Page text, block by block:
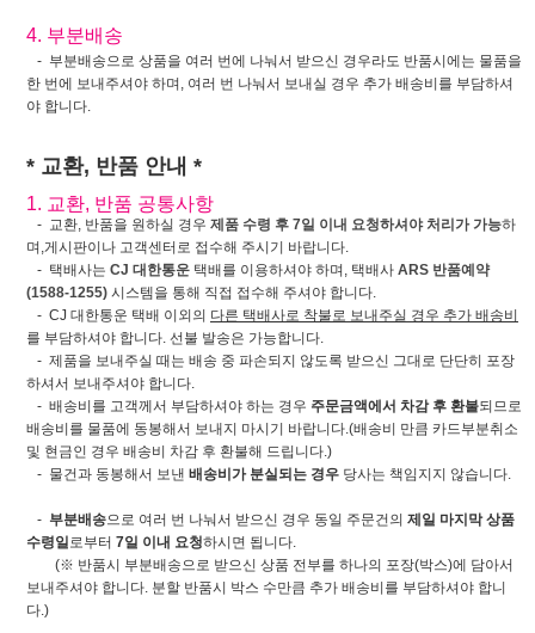
4. 부분배송
- 부분배송으로 상품을 여러 번에 나눠서 받으신 경우라도 반품시에는 물품을
한 번에 보내주셔야 하며, 여러 번 나눠서 보내실 경우 추가 배송비를 부담하셔
야 합니다.
* 교환, 반품 안내 *
1. 교환, 반품 공통사항
- 교환, 반품을 원하실 경우 제품 수령 후 7일 이내 요청하셔야 처리가 가능하
며,게시판이나 고객센터로 접수해 주시기 바랍니다.
- 택배사는 CJ 대한통운 택배를 이용하셔야 하며, 택배사 ARS 반품예약
(1588-1255) 시스템을 통해 직접 접수해 주셔야 합니다.
- CJ 대한통운 택배 이외의 다른 택배사로 착불로 보내주실 경우 추가 배송비
를 부담하셔야 합니다. 선불 발송은 가능합니다.
- 제품을 보내주실 때는 배송 중 파손되지 않도록 받으신 그대로 단단히 포장
하셔서 보내주셔야 합니다.
- 배송비를 고객께서 부담하셔야 하는 경우 주문금액에서 차감 후 환불되므로
배송비를 물품에 동봉해서 보내지 마시기 바랍니다.(배송비 만큼 카드부분취소
및 현금인 경우 배송비 차감 후 환불해 드립니다.)
- 물건과 동봉해서 보낸 배송비가 분실되는 경우 당사는 책임지지 않습니다.
- 부분배송으로 여러 번 나눠서 받으신 경우 동일 주문건의 제일 마지막 상품
수령일로부터 7일 이내 요청하시면 됩니다.
(※ 반품시 부분배송으로 받으신 상품 전부를 하나의 포장(박스)에 담아서
보내주셔야 합니다. 분할 반품시 박스 수만큼 추가 배송비를 부담하셔야 합니
다.)